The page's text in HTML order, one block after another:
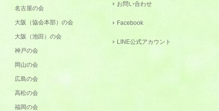
名古屋の会
大阪（協会本部）の会
大阪（池田）の会
神戸の会
岡山の会
広島の会
高松の会
福岡の会
お問い合わせ
Facebook
LINE公式アカウント